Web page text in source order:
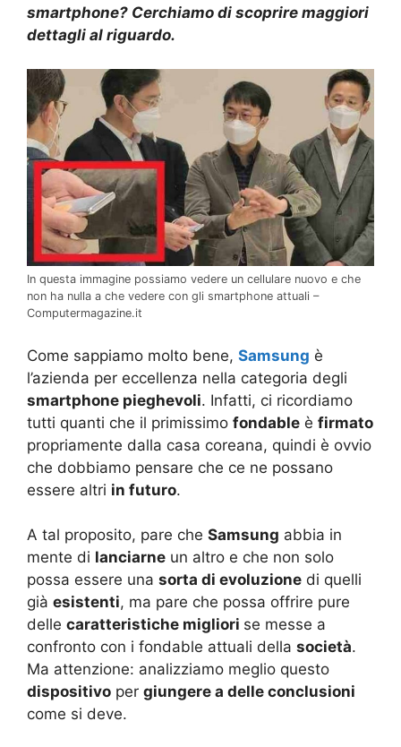
smartphone? Cerchiamo di scoprire maggiori
dettagli al riguardo.
In questa immagine possiamo vedere un cellulare nuovo e che
non ha nulla a che vedere con gli smartphone attuali –
Computermagazine.it
Come sappiamo molto bene, Samsung è
l’azienda per eccellenza nella categoria degli
smartphone pieghevoli. Infatti, ci ricordiamo
tutti quanti che il primissimo fondable è firmato
propriamente dalla casa coreana, quindi è ovvio
che dobbiamo pensare che ce ne possano
essere altri in futuro.
A tal proposito, pare che Samsung abbia in
mente di lanciarne un altro e che non solo
possa essere una sorta di evoluzione di quelli
già esistenti, ma pare che possa offrire pure
delle caratteristiche migliori se messe a
confronto con i fondable attuali della società.
Ma attenzione: analizziamo meglio questo
dispositivo per giungere a delle conclusioni
come si deve.